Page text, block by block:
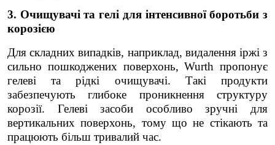
3. Очищувачі та гелі для інтенсивної боротьби з
корозією
Для складних випадків, наприклад, видалення іржі з
сильно пошкоджених поверхонь, Wurth пропонує
гелеві та рідкі очищувачі. Такі продукти
забезпечують глибоке проникнення структуру
корозії. Гелеві засоби особливо зручні для
вертикальних поверхонь, тому що не стікають та
працюють більш тривалий час.